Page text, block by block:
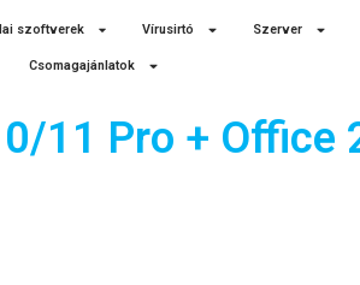
szoftverek Vírusirtó Szerver
Csomagajánlatok
11 Pro + Office